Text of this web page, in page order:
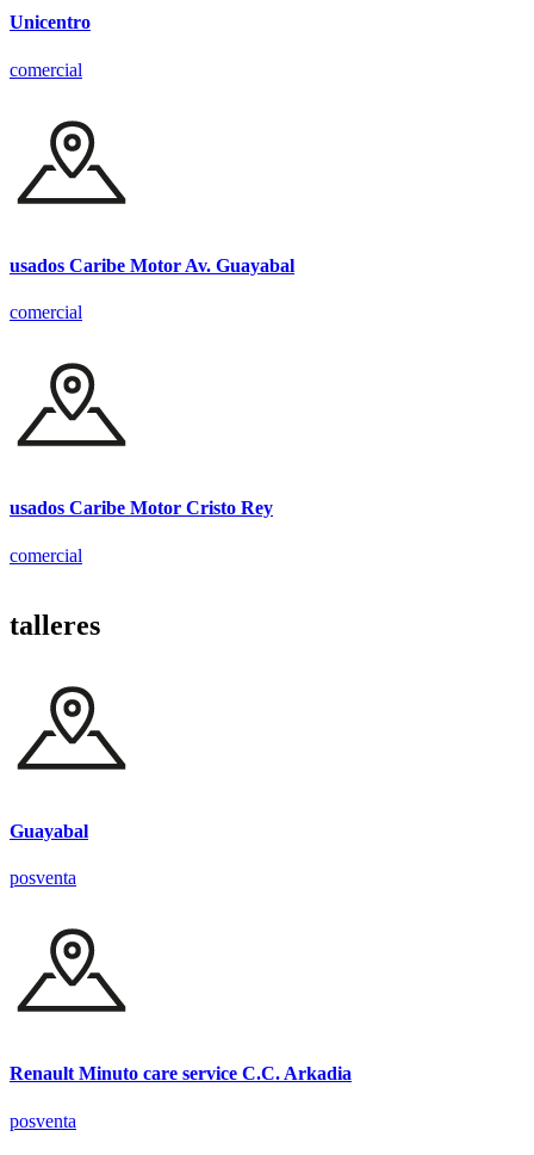
Unicentro
comercial
usados Caribe Motor Av. Guayabal
comercial
usados Caribe Motor Cristo Rey
comercial
talleres
Guayabal
posventa
Renault Minuto care service C.C. Arkadia
posventa